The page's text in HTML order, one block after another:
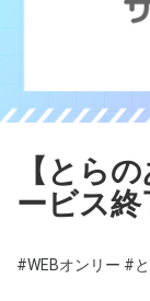
【とら
ービス
#WEBオンリー #